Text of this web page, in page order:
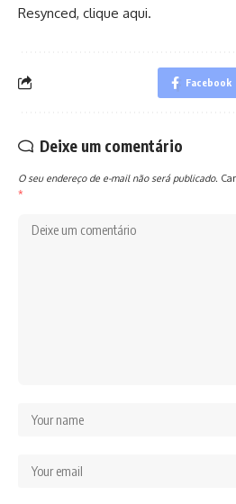
Resynced, clique aqui.
Facebook
Deixe um comentário
O seu endereço de e-mail não será publicado.
*